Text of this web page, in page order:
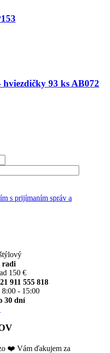
hviezdičky 93 ks AB072
s prijímaním správ a
radi
150 €
911 555 818
8:00 - 15:00
30 dní
❤️ Vám ďakujem za